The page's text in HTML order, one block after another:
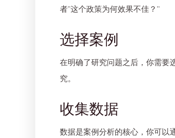
者”这个政策为何效果不佳？”
选择案例
在明确了研究问题之后，你需要
究。
收集数据
数据是案例分析的核心，你可以